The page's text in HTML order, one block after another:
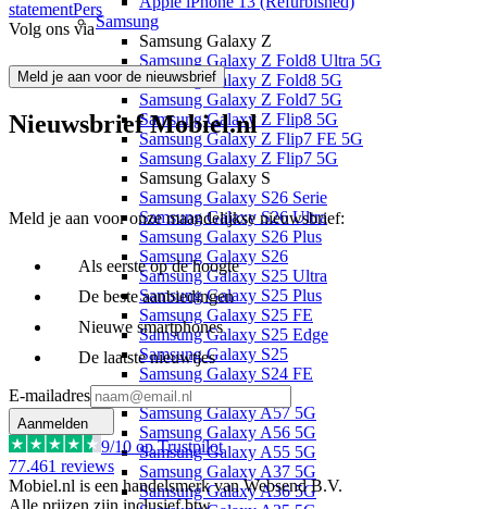
Samsung
Samsung Galaxy Z
Samsung Galaxy Z Fold8 Ultra 5G
Samsung Galaxy Z Fold8 5G
Samsung Galaxy Z Fold7 5G
Samsung Galaxy Z Flip8 5G
Samsung Galaxy Z Flip7 FE 5G
Samsung Galaxy Z Flip7 5G
Samsung Galaxy S
Samsung Galaxy S26 Serie
Samsung Galaxy S26 Ultra
Samsung Galaxy S26 Plus
Samsung Galaxy S26
Samsung Galaxy S25 Ultra
Samsung Galaxy S25 Plus
Samsung Galaxy S25 FE
Samsung Galaxy S25 Edge
Samsung Galaxy S25
Samsung Galaxy S24 FE
Samsung Galaxy A
Samsung Galaxy A57 5G
Samsung Galaxy A56 5G
Samsung Galaxy A55 5G
Samsung Galaxy A37 5G
Samsung Galaxy A36 5G
statementPers
Volg ons via
Meld je aan voor de nieuwsbrief
Nieuwsbrief Mobiel.nl
Meld je aan voor onze maandelijkse nieuwsbrief:
Als eerste op de hoogte
De beste aanbiedingen
Nieuwe smartphones
De laatste nieuwtjes
E-mailadres
Aanmelden
9/10 op Trustpilot
77.461 reviews
Mobiel.nl is een handelsmerk van Websend B.V.
Alle prijzen zijn inclusief btw.